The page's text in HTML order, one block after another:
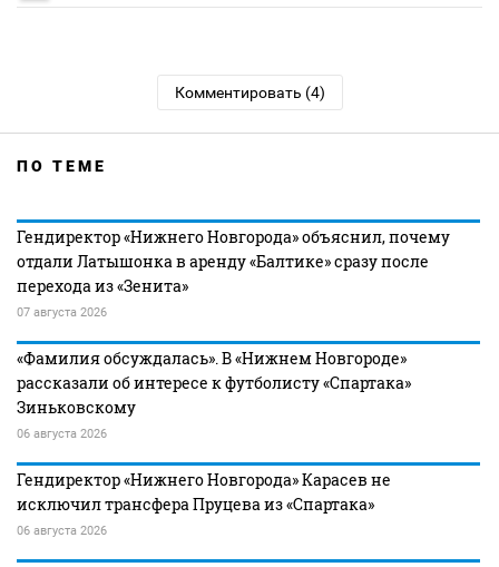
Комментировать (4)
ПО ТЕМЕ
Гендиректор «Нижнего Новгорода» объяснил, почему
отдали Латышонка в аренду «Балтике» сразу после
перехода из «Зенита»
07 августа 2026
«Фамилия обсуждалась». В «Нижнем Новгороде»
рассказали об интересе к футболисту «Спартака»
Зиньковскому
06 августа 2026
Гендиректор «Нижнего Новгорода» Карасев не
исключил трансфера Пруцева из «Спартака»
06 августа 2026